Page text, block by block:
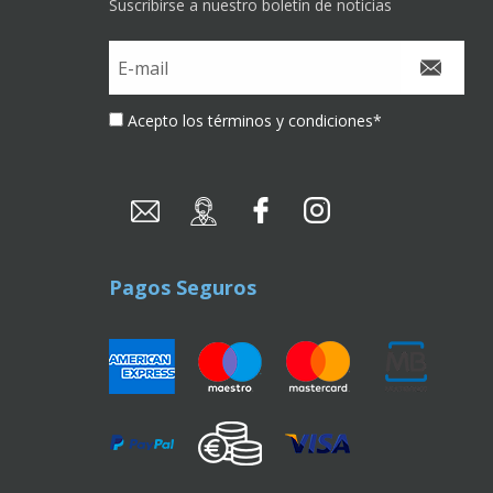
Suscribirse a nuestro boletín de noticias
Acepto los términos y condiciones*
Pagos Seguros